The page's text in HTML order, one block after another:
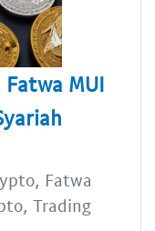
MUI
Fatwa
Trading